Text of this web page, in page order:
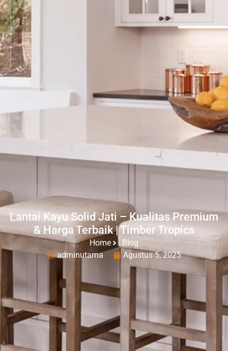
Lantai Kayu Solid Jati – Kualitas Premium
& Harga Terbaik | Timber Tropics
Home
Blog
adminutama
Agustus 5, 2025